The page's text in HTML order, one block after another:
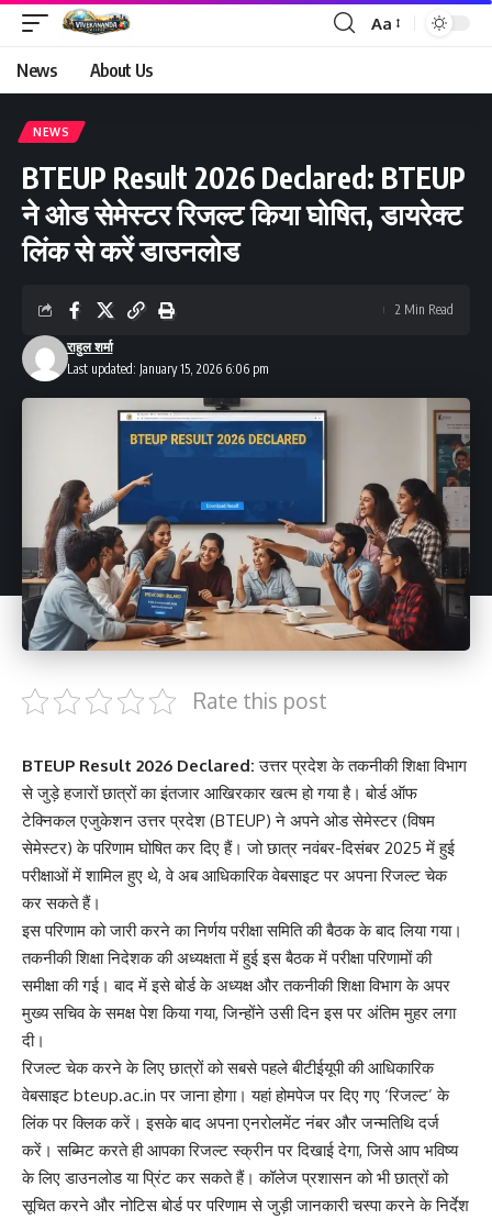
Font
Aa
News About Us
NEWS
BTEUP Result 2026 Declared: BTEUP
ने ओड सेमेस्टर रिजल्ट किया घोषित, डायरेक्ट
लिंक से करें डाउनलोड
Last updated: January 15, 2026 6:06 pm
राहुल शर्मा
2 Min Read
Rate this post
BTEUP Result 2026 Declared:उत्तर प्रदेश के तकनीकी शिक्षा विभाग
से जुड़े हजारों छात्रों का इंतजार आखिरकार खत्म हो गया है। बोर्ड ऑफ
टेक्निकल एजुकेशन उत्तर प्रदेश (BTEUP) ने अपने ओड सेमेस्टर (विषम
सेमेस्टर) के परिणाम घोषित कर दिए हैं। जो छात्र नवंबर-दिसंबर 2025 में हुई
परीक्षाओं में शामिल हुए थे, वे अब आधिकारिक वेबसाइट पर अपना रिजल्ट चेक
कर सकते हैं।
इस परिणाम को जारी करने का निर्णय परीक्षा समिति की बैठक के बाद लिया गया।
तकनीकी शिक्षा निदेशक की अध्यक्षता में हुई इस बैठक में परीक्षा परिणामों की
समीक्षा की गई। बाद में इसे बोर्ड के अध्यक्ष और तकनीकी शिक्षा विभाग के अपर
मुख्य सचिव के समक्ष पेश किया गया, जिन्होंने उसी दिन इस पर अंतिम मुहर लगा
दी।
रिजल्ट चेक करने के लिए छात्रों को सबसे पहले बीटीईयूपी की आधिकारिक
वेबसाइट bteup.ac.in पर जाना होगा। यहां होमपेज पर दिए गए ‘रिजल्ट’ के
लिंक पर क्लिक करें। इसके बाद अपना एनरोलमेंट नंबर और जन्मतिथि दर्ज
करें। सब्मिट करते ही आपका रिजल्ट स्क्रीन पर दिखाई देगा, जिसे आप भविष्य
के लिए डाउनलोड या प्रिंट कर सकते हैं। कॉलेज प्रशासन को भी छात्रों को
सूचित करने और नोटिस बोर्ड पर परिणाम से जुड़ी जानकारी चस्पा करने के निर्देश